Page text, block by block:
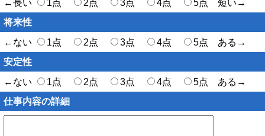
←長い
1点 2点 3点 4点
5点 短い→
将来性
←ない
1点 2点 3点 4点
5点 ある→
安定性
←ない
1点 2点 3点 4点
5点 ある→
仕事内容の詳細